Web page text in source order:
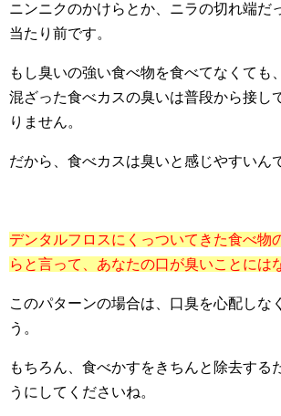
ニンニクのかけらとか、ニラの切れ端だ
当たり前です。
もし臭いの強い食べ物を食べてなくても
混ざった食べカスの臭いは普段から接し
りません。
だから、食べカスは臭いと感じやすいん
デンタルフロスにくっついてきた食べ物
らと言って、あなたの口が臭いことには
このパターンの場合は、口臭を心配しな
う。
もちろん、食べかすをきちんと除去する
うにしてくださいね。